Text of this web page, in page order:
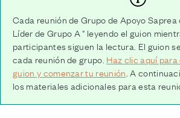
Cada reunión de Grupo de Apoyo
Líder de Grupo A " leyendo el guion
participantes siguen la lectura. El guion
cada reunión de grupo. Haz clic aquí
guion y comenzar tu reunión . A
los materiales adicionales para esta